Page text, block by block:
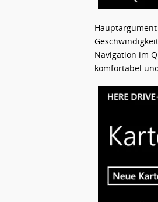
Navigation im
komfortabel